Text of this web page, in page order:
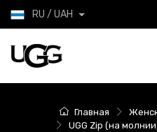
RU / UAH
Главная
UGG Zip (на